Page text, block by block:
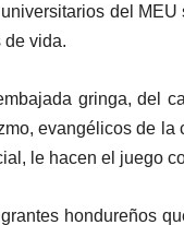
del
de vida.
gringa, del
evangélicos de
le hacen el juego
hondureños